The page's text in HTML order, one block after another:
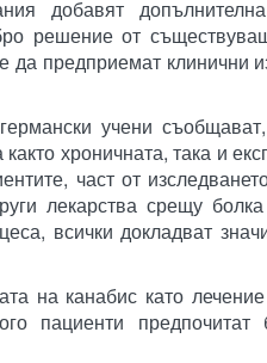
добавят
решение от
да предприемат клинични
учени
хроничната, така и
част от
лекарства срещу
всички докладват
на канабис като
пациенти предпочитат